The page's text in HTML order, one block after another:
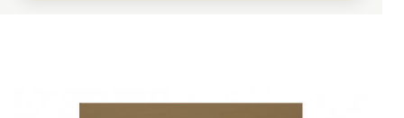
Les douceurs et beignets